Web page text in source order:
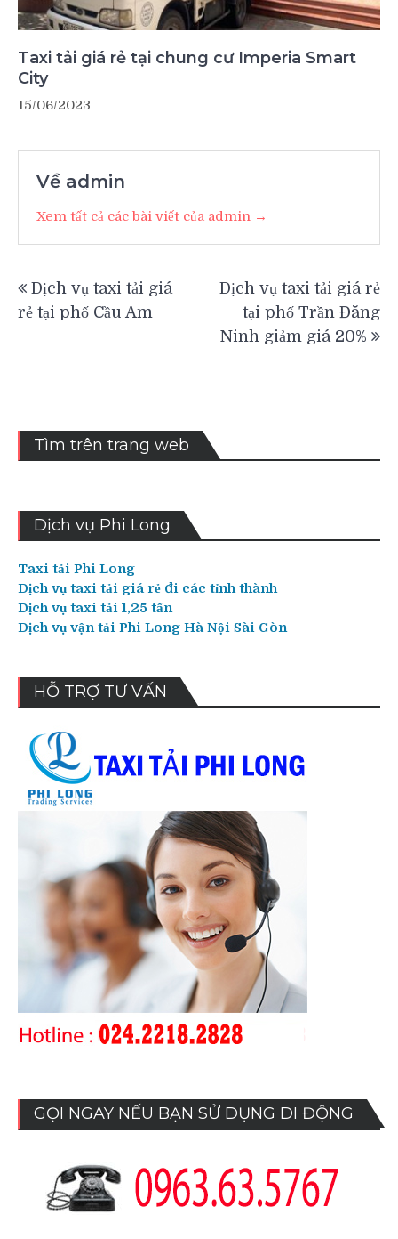
Taxi tải giá rẻ tại chung cư Imperia Smart
City
15/06/2023
Về admin
Xem tất cả các bài viết của admin →
hướng
Dịch vụ taxi tải giá
rẻ tại phố Cầu Am
Dịch vụ taxi tải giá rẻ
tại phố Trần Đăng
Ninh giảm giá 20%
Tìm trên trang web
Dịch vụ Phi Long
Taxi tải Phi Long
Dịch vụ taxi tải giá rẻ đi các tỉnh thành
Dịch vụ taxi tải 1,25 tấn
Dịch vụ vận tải Phi Long Hà Nội Sài Gòn
HỖ TRỢ TƯ VẤN
GỌI NGAY NẾU BẠN SỬ DỤNG DI ĐỘNG